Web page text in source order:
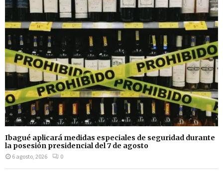
Ibagué aplicará medidas especiales de seguridad durante
la posesión presidencial del 7 de agosto
6 agosto, 2026 0